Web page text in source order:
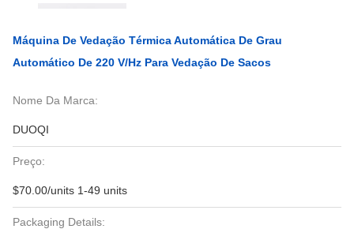
Máquina De Vedação Térmica Automática De Grau
Automático De 220 V/Hz Para Vedação De Sacos
Nome Da Marca:
DUOQI
Preço:
$70.00/units 1-49 units
Packaging Details: